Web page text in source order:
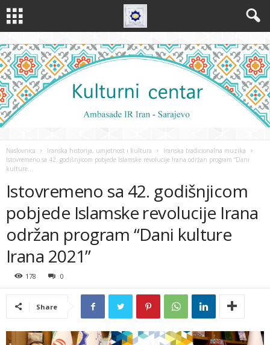
Naslovnica Iranska historija, umjetnost i kultura
Iranska tradicionalna muzika
Istovremeno sa 42. godišnjicom pobjede Islamske revolucije Irana održan program “Dani
kulture...
Istovremeno sa 42. godišnjicom
pobjede Islamske revolucije Irana
održan program “Dani kulture
Irana 2021”
178 0
Share